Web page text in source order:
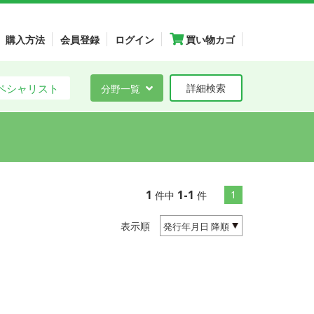
購入方法 会員登録 ログイン 買い物カゴ
シャリスト 分野一覧 詳細検索
1 件中 1-1 件 1
表示順